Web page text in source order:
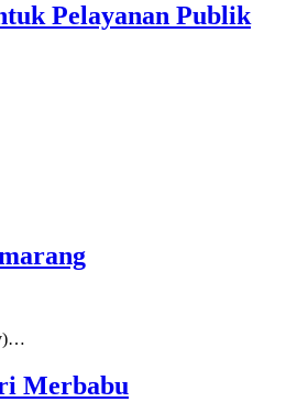
Pelayanan Publik
Merbabu